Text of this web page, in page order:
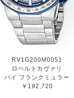
RV1G200M0051
ロベルトカヴァリ
バイ フランクミュラー
￥192,720